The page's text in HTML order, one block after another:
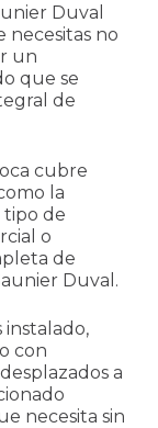
Duval
necesitas no
un
que se
de
cubre
la
tipo de
o
de
Duval.
instalado,
con
a
necesita sin